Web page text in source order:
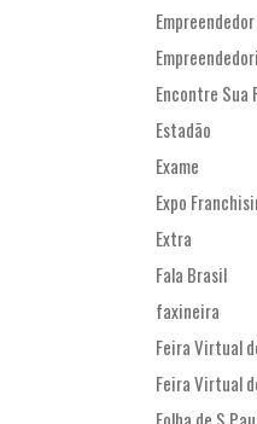
Empreendedor
Encontre Sua
Estadão
Exame
Expo
Extra
Fala Brasil
faxineira
Feira Virtual
Feira Virtual